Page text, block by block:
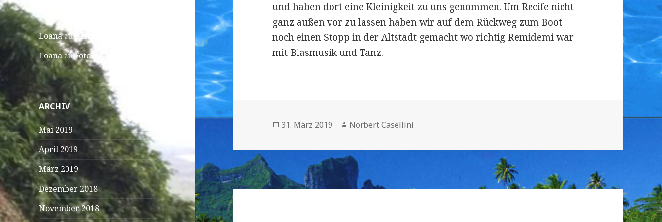
Curieuse
Loanazu Bangaram
LoanazuFoto?
ARCHIV
Mai 2019
April 2019
März 2019
Dezember 2018
November 2018
und haben dort eine Kleinigkeit zu uns genommen. Um Recife nicht
ganz außen vor zu lassen haben wir auf dem Rückweg zum Boot
noch einen Stopp in der Altstadt gemacht wo richtig Remidemi war
mit Blasmusik und Tanz.
Veröffentlicht
31. März 2019 Autor
Norbert Casellini